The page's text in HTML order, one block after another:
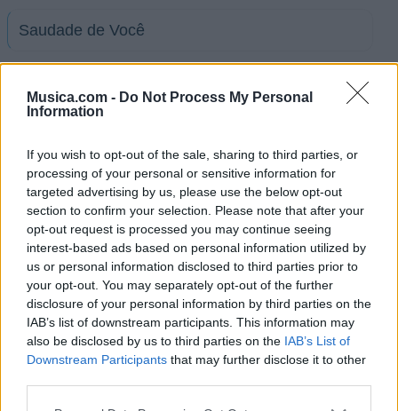
Musica.com - Do Not Process My Personal
Information
If you wish to opt-out of the sale, sharing to third parties, or
processing of your personal or sensitive information for
targeted advertising by us, please use the below opt-out
section to confirm your selection. Please note that after your
opt-out request is processed you may continue seeing
interest-based ads based on personal information utilized by
us or personal information disclosed to third parties prior to
your opt-out. You may separately opt-out of the further
disclosure of your personal information by third parties on the
IAB’s list of downstream participants. This information may
also be disclosed by us to third parties on the IAB’s List of
Downstream Participants that may further disclose it to other
Saudade de Você
Só Sei Te Amar
Tá Mentindo
Te Perdi
Vem Ficar Comigo